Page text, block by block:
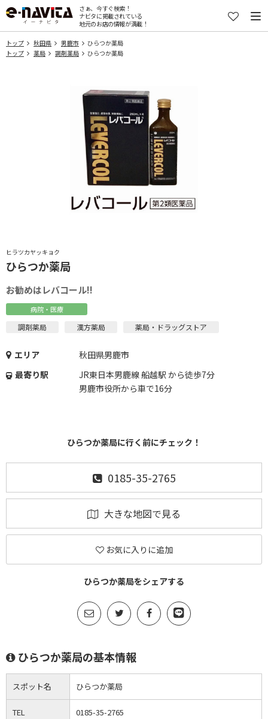
さぁ、今すぐ検索！
ナビタに掲載されている
地元のお店の情報が満載！
トップ 秋田県 男鹿市
ひらつか薬局
トップ
薬局 調剤薬局 ひらつか薬局
ヒラツカヤッキョク
ひらつか薬局
お勧めはレバコール!!
病院・医療
調剤薬局 漢方薬局 薬局・ドラッグストア
エリア
秋田県男鹿市
最寄り駅
JR東日本男鹿線 船越駅 から徒歩7分
男鹿市役所から車で16分
ひらつか薬局に行く前にチェック！
0185-35-2765
大きな地図で見る
お気に入りに追加
ひらつか薬局をシェアする
ひらつか薬局の基本情報
スポット名 ひらつか薬局
TEL 0185-35-2765